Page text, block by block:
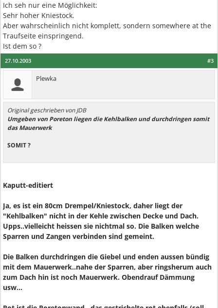
Ich seh nur eine Möglichkeit:
Sehr hoher Kniestock.
Aber wahrscheinlich nicht komplett, sondern somewhere at the
Traufseite einspringend.
Ist dem so ?
#3
27.10.2003
Plewka
Original geschrieben von JDB
Umgeben von Poreton liegen die Kehlbalken und durchdringen somit
das Mauerwerk
SOMIT ?
Kaputt-editiert
Ja, es ist ein 80cm Drempel/Kniestock, daher liegt der
"Kehlbalken" nicht in der Kehle zwischen Decke und Dach.
Upps..vielleicht heissen sie nichtmal so. Die Balken welche
Sparren und Zangen verbinden sind gemeint.
Die Balken durchdringen die Giebel und enden aussen bündig
mit dem Mauerwerk..nahe der Sparren, aber ringsherum auch
zum Dach hin ist noch Mauerwerk. Obendrauf Dämmung
usw...